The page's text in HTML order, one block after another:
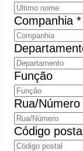
Companhia *
Função
Rua/Número
Código